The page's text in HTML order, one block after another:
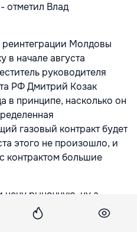
отметил Влад
Молдовы
в начале августа
руководителя
РФ Дмитрий Козак
в принципе, насколько он
газовый контракт будет
этого не произошло, и
контрактом большие
цену рыночную, ну а
ноября нам нужно
контракт, иначе мог